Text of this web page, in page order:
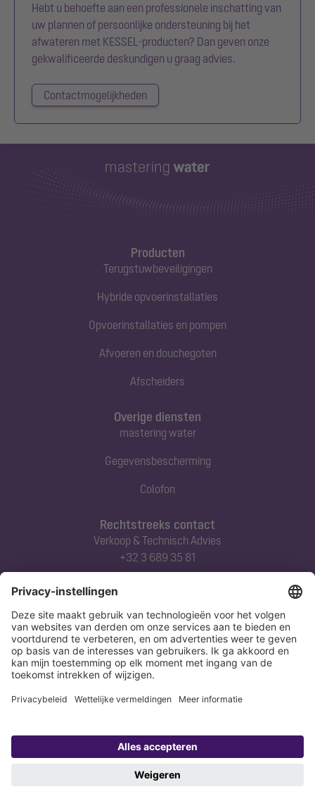
Hebt u behoefte aan een professionele inschatting van
uw plannen of persoonlijke ondersteuning bij het
afwateren met KESSEL-producten? Dan geven onze
gekwalificeerde deskundigen u graag advies.
Contactmogelijkheden
Producten
Terugstuwbeveiligingen
Hybride opvoerinstallaties
Opvoerinstallaties en pompen
Afvoeren en douchegoten
Afscheiders
Rechtstreeks contact
Verkoop & Technisch Advies
+32 3 689 35 81
Abonneert u zich op onze nieuwsbrief
Nu aanmelden
Overige diensten
mastering water
Gegevensbescherming
Colofon
Copyright 1998-2026 KESSEL SE + Co. KG, Bahnhofstraße 31, 85101 Lenting,
Verklaring Colofon